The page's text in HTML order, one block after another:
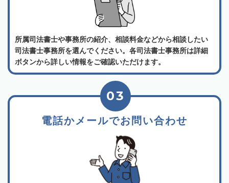
所属司法書士や事務所の紹介、相談料金などから相談したい
司法書士事務所を選んでください。各司法書士事務所は詳細
ボタンから詳しい情報をご確認いただけます。
電話かメールでお問い合わせ
03